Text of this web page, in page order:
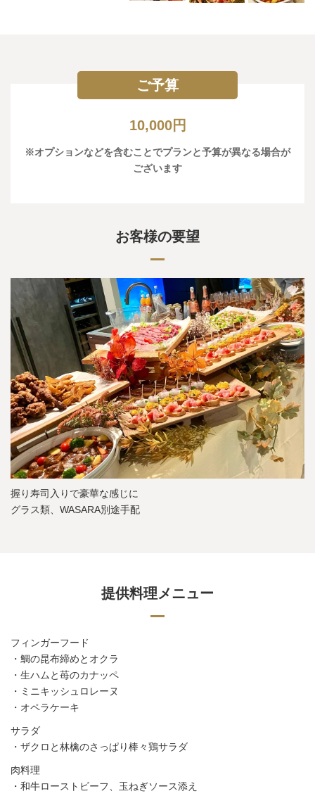
ご予算
10,000円
※オプションなどを含むことでプランと予算が異なる場合が
ございます
お客様の要望
握り寿司入りで豪華な感じに
グラス類、WASARA別途手配
提供料理メニュー
フィンガーフード
・鯛の昆布締めとオクラ
・生ハムと苺のカナッペ
・ミニキッシュロレーヌ
・オペラケーキ
サラダ
・ザクロと林檎のさっぱり棒々鶏サラダ
肉料理
・和牛ローストビーフ、玉ねぎソース添え